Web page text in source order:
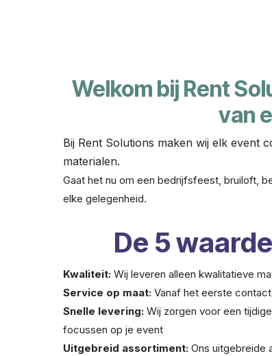
Welkom bij Rent
van
Bij Rent Solutions maken wij elk event
materialen.
Gaat het nu om een bedrijfsfeest, bruiloft,
elke gelegenheid.
De 5
Kwaliteit:Wij leveren alleen kwalitatieve
Service op maat:Vanaf het eerste
Snelle levering: Wij zorgen voor een
focussen op je event
Uitgebreid assortiment:Ons uitgebreide